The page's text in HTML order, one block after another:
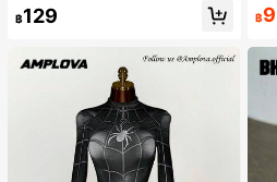
#1 ขายดี
฿129
รับ
฿